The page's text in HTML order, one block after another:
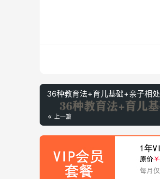
36种教育法+育儿基础+亲子相处
上一篇